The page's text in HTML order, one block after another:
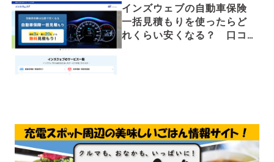
インズウェブの自動車保険
一括見積もりを使ったらど
れくらい安くなる？ 口コ